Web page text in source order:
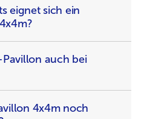
eignet sich ein
auch bei
4x4m noch